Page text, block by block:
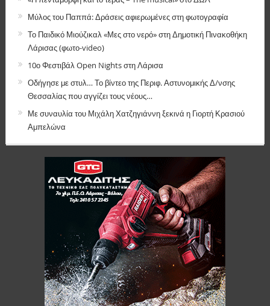
Μύλος του Παππά: Δράσεις αφιερωμένες στη φωτογραφία
Το Παιδικό Μιούζικαλ «Μες στο νερό» στη Δημοτική Πινακοθήκη
Λάρισας (φωτο-video)
10ο Φεστιβάλ Open Nights στη Λάρισα
Οδήγησε με στυλ… Το βίντεο της Περιφ. Αστυνομικής Δ/νσης
Θεσσαλίας που αγγίζει τους νέους…
Με συναυλία του Μιχάλη Χατζηγιάννη ξεκινά η Γιορτή Κρασιού
Αμπελώνα